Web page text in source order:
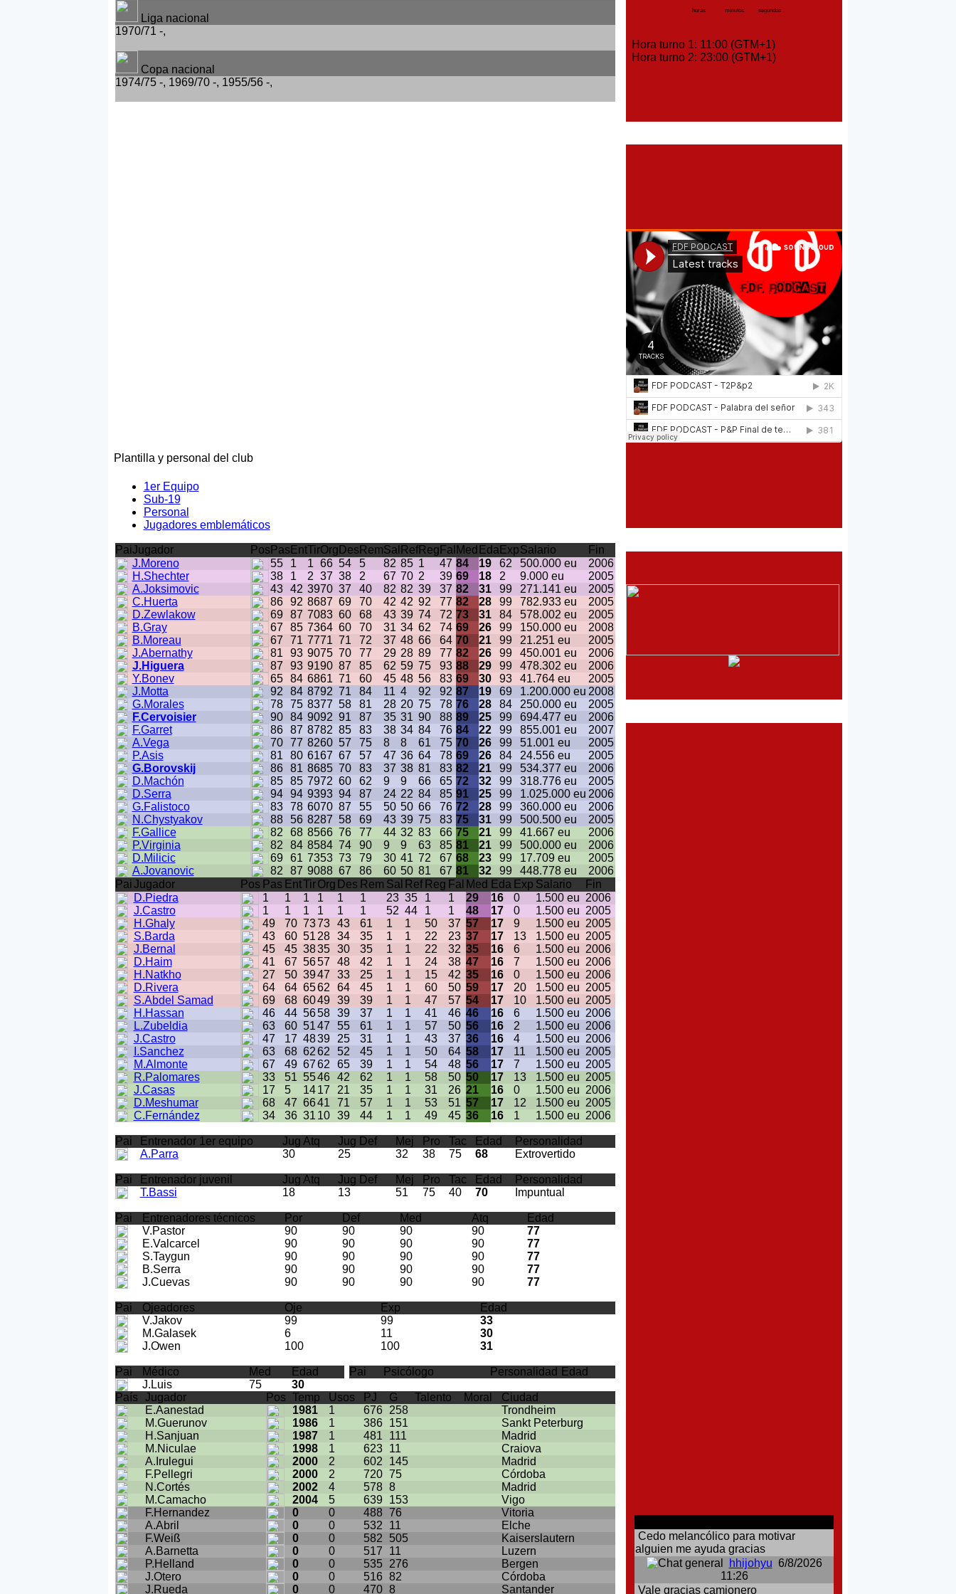
Liga nacional
1970/71 -,
Copa nacional
1974/75 -, 1969/70 -, 1955/56 -,
Plantilla y personal del club
1er Equipo
Sub-19
Personal
Jugadores emblemáticos
PaiJugador Pos Pas EntTirOrg Des RemSal RefReg Fal Med Eda ExpSalario
Fin
J.Moreno
55 1 1 66 54 5 82 85 1 47 84 19 62 500.000 eu
2006
H.Shechter
38 1 2 37 38 2 67 70 2 39 69 18 2 9.000 eu
2005
A.Joksimovic
43 42 3970 37 40 82 82 39 37 82 31 99 271.141 eu
2005
C.Huerta
86 92 8687 69 70 42 42 92 77 82 28 99 782.933 eu
2005
D.Zewlakow
69 87 7083 60 68 43 39 74 72 73 31 84 578.002 eu
2005
B.Gray
67 85 7364 60 70 31 34 62 74 69 26 99 150.000 eu
2008
B.Moreau
67 71 7771 71 72 37 48 66 64 70 21 99 21.251 eu
2005
J.Abernathy
81 93 9075 70 77 29 28 89 77 82 26 99 450.001 eu
2006
J.Higuera
87 93 9190 87 85 62 59 75 93 88 29 99 478.302 eu
2006
Y.Bonev
65 84 6861 71 60 45 48 56 83 69 30 93 41.764 eu
2005
J.Motta
92 84 8792 71 84 11 4 92 92 87 19 69 1.200.000 eu 2008
G.Morales
78 75 8377 58 81 28 20 75 78 76 28 84 250.000 eu
2005
F.Cervoisier
90 84 9092 91 87 35 31 90 88 89 25 99 694.477 eu
2006
F.Garret
86 87 8782 85 83 38 34 84 76 84 22 99 855.001 eu
2007
A.Vega
70 77 8260 57 75 8 8 61 75 70 26 99 51.001 eu
2005
P.Asis
81 80 6167 67 57 47 36 64 78 69 26 84 24.556 eu
2005
G.Borovskij
86 81 8685 70 83 37 38 81 83 82 21 99 534.377 eu
2006
D.Machón
85 85 7972 60 62 9 9 66 65 72 32 99 318.776 eu
2005
D.Serra
94 94 9393 94 87 24 22 84 85 91 25 99 1.025.000 eu 2006
G.Falistoco
83 78 6070 87 55 50 50 66 76 72 28 99 360.000 eu
2006
N.Chystyakov
88 56 8287 58 69 43 39 75 83 75 31 99 500.500 eu
2005
F.Gallice
82 68 8566 76 77 44 32 83 66 75 21 99 41.667 eu
2006
P.Virginia
82 84 8584 74 90 9 9 63 85 81 21 99 500.000 eu
2006
D.Milicic
69 61 7353 73 79 30 41 72 67 68 23 99 17.709 eu
2005
A.Jovanovic
82 87 9088 67 86 60 50 81 67 81 32 99 448.778 eu
2006
PaiJugador Pos Pas EntTir Org Des Rem Sal Ref Reg Fal Med Eda Exp Salario
Fin
D.Piedra
1 1 1 1 1 1 23 35 1 1 29 16 0 1.500 eu 2006
J.Castro
1 1 1 1 1 1 52 44 1 1 48 17 0 1.500 eu 2005
H.Ghaly
49 70 7373 43 61 1 1 50 37 57 17 9 1.500 eu 2005
S.Barda
43 60 51 28 34 35 1 1 22 23 37 17 13 1.500 eu 2005
J.Bernal
45 45 3835 30 35 1 1 22 32 35 16 6 1.500 eu 2006
D.Haim
41 67 5657 48 42 1 1 24 38 47 16 7 1.500 eu 2006
H.Natkho
27 50 3947 33 25 1 1 15 42 35 16 0 1.500 eu 2006
D.Rivera
64 64 6562 64 45 1 1 60 50 59 17 20 1.500 eu 2005
S.Abdel Samad
69 68 6049 39 39 1 1 47 57 54 17 10 1.500 eu 2005
H.Hassan
46 44 5658 39 37 1 1 41 46 46 16 6 1.500 eu 2006
L.Zubeldia
63 60 5147 55 61 1 1 57 50 56 16 2 1.500 eu 2006
J.Castro
47 17 4839 25 31 1 1 43 37 36 16 4 1.500 eu 2006
I.Sanchez
63 68 6262 52 45 1 1 50 64 58 17 11 1.500 eu 2005
M.Almonte
67 49 6762 65 39 1 1 54 48 56 17 7 1.500 eu 2005
R.Palomares
33 51 5546 42 62 1 1 58 50 50 17 13 1.500 eu 2005
J.Casas
17 5 14 17 21 35 1 1 31 26 21 16 0 1.500 eu 2006
D.Meshumar
68 47 6641 71 57 1 1 53 51 57 17 12 1.500 eu 2005
C.Fernández
34 36 31 10 39 44 1 1 49 45 36 16 1 1.500 eu 2006
Pai Entrenador 1er equipo Jug Atq Jug Def Mej Pro Tac Edad
Personalidad
A.Parra
30 25 32 38 75 68 Extrovertido
Pai Entrenador juvenil Jug Atq Jug Def Mej Pro Tac Edad
Personalidad
T.Bassi
18 13 51 75 40 70 Impuntual
Pai Entrenadores técnicos Por Def Med Atq
Edad
V.Pastor
90 90 90 90
77
E.Valcarcel
90 90 90 90
77
S.Taygun
90 90 90 90
77
B.Serra
90 90 90 90
77
J.Cuevas
90 90 90 90 77
Pai Ojeadores Oje Exp
Edad
V.Jakov
99 99
33
M.Galasek
6 11
30
J.Owen
100 100 31
Pai Médico Med Edad Pai Psicólogo Personalidad
Edad
J.Luis
75
30
País
Jugador Pos Temp Usos PJ G Talento Moral
Ciudad
E.Aanestad
1981 1 676 258
Trondheim
M.Guerunov
1986 1 386 151
Sankt Peterburg
H.Sanjuan
1987 1 481 111
Madrid
M.Niculae
1998 1 623 11
Craiova
A.Irulegui
2000 2 602 145
Madrid
F.Pellegri
2000 2 720 75
Córdoba
N.Cortés
2002 4 578 8
Madrid
M.Camacho
2004 5 639 153
Vigo
F.Hernandez
0 0 488 76
Vitoria
A.Abril
0 0 532 11
Elche
F.Weiß
0 0 582 505
Kaiserslautern
A.Barnetta
0 0 517 11
Luzern
P.Helland
0 0 535 276
Bergen
J.Otero
0 0 516 82
Córdoba
J.Rueda
0 0 470 8 Santander
horas minutos segundos
Hora turno 1: 11:00 (GTM+1)
Hora turno 2: 23:00 (GTM+1)
Cedo melancólico para motivar
alguien me ayuda gracias
hhijohyu 6/8/2026
11:26
Vale gracias camionero